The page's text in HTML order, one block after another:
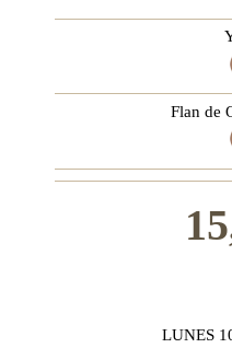
Flan de
LUNES